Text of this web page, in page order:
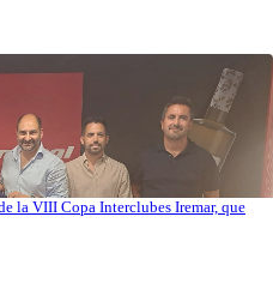
la VIII Copa Interclubes Iremar, que